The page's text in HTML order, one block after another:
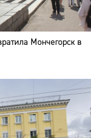
Мончегорск в